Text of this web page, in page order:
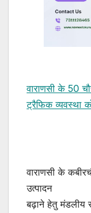
वाराणसी के 50
ट्रैफिक व्यवस्था
वाराणसी के
उत्पादन
बढ़ाने हेतु मंडलीय